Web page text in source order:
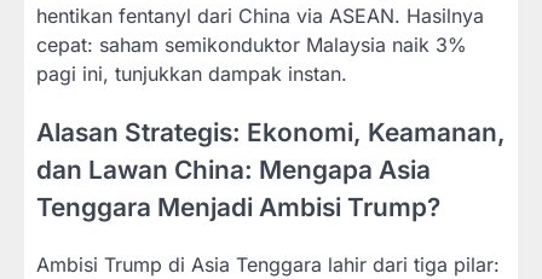
hentikan fentanyl dari China via ASEAN. Hasilnya
cepat: saham semikonduktor Malaysia naik 3%
pagi ini, tunjukkan dampak instan.
Alasan Strategis: Ekonomi, Keamanan,
dan Lawan China: Mengapa Asia
Tenggara Menjadi Ambisi Trump?
Ambisi Trump di Asia Tenggara lahir dari tiga pilar: